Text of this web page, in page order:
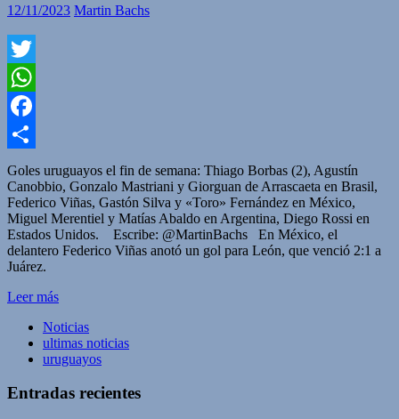
12/11/2023 Martin Bachs
Twitter
WhatsApp
Facebook
Compartir
Goles uruguayos el fin de semana: Thiago Borbas (2), Agustín
Canobbio, Gonzalo Mastriani y Giorguan de Arrascaeta en Brasil,
Federico Viñas, Gastón Silva y «Toro» Fernández en México,
Miguel Merentiel y Matías Abaldo en Argentina, Diego Rossi en
Estados Unidos. Escribe: @MartinBachs En México, el
delantero Federico Viñas anotó un gol para León, que venció 2:1 a
Juárez.
Leer más
Noticias
ultimas noticias
uruguayos
Entradas recientes